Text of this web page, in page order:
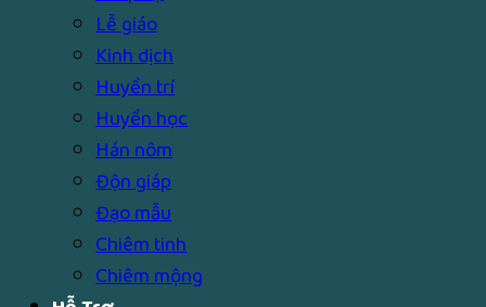
Lễ giáo
Kinh dịch
Huyền trí
Huyền học
Hán nôm
Độn giáp
Đạo mẫu
Chiêm tinh
Chiêm mộng